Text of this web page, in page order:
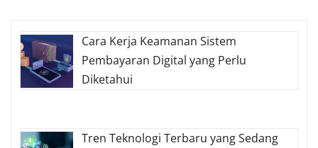
Cara Kerja Keamanan Sistem
Pembayaran Digital yang Perlu
Diketahui
Tren Teknologi Terbaru yang Sedang